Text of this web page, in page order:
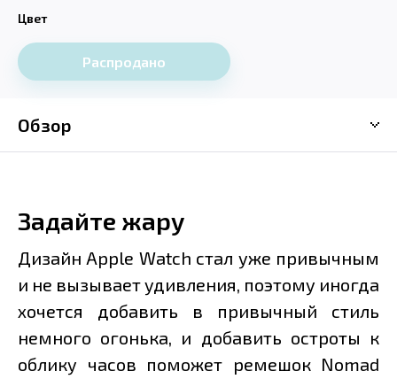
Цвет
Распродано
Обзор
Задайте жару
Дизайн Apple Watch стал уже привычным
и не вызывает удивления, поэтому иногда
хочется добавить в привычный стиль
немного огонька, и добавить остроты к
облику часов поможет ремешок Nomad